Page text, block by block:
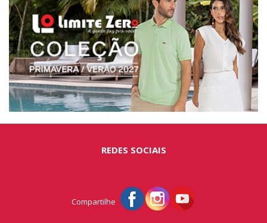
REDES SOCIAIS
Compartilhe